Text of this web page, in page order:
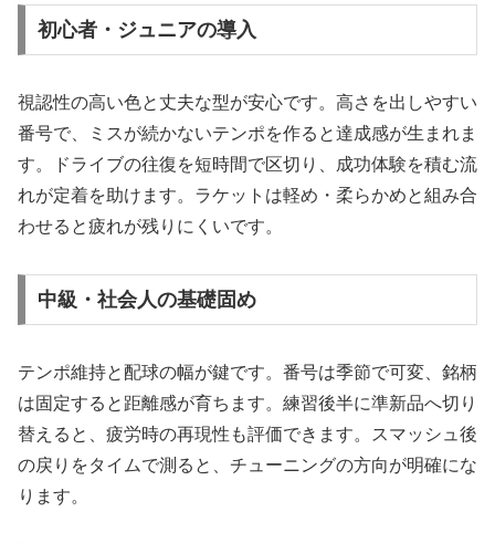
初心者・ジュニアの導入
視認性の高い色と丈夫な型が安心です。高さを出しやすい
番号で、ミスが続かないテンポを作ると達成感が生まれま
す。ドライブの往復を短時間で区切り、成功体験を積む流
れが定着を助けます。ラケットは軽め・柔らかめと組み合
わせると疲れが残りにくいです。
中級・社会人の基礎固め
テンポ維持と配球の幅が鍵です。番号は季節で可変、銘柄
は固定すると距離感が育ちます。練習後半に準新品へ切り
替えると、疲労時の再現性も評価できます。スマッシュ後
の戻りをタイムで測ると、チューニングの方向が明確にな
ります。